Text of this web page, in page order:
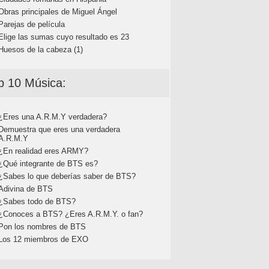
principales de Miguel Ángel
de película
las sumas cuyo resultado es 23
de la cabeza (1)
10 Música:
una A.R.M.Y verdadera?
que eres una verdadera
realidad eres ARMY?
integrante de BTS es?
lo que deberías saber de BTS?
de BTS
todo de BTS?
a BTS? ¿Eres A.R.M.Y. o fan?
los nombres de BTS
12 miembros de EXO